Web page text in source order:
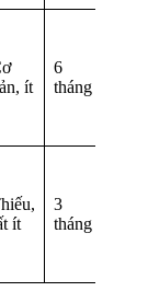
ít
6
tháng
ít
3
tháng